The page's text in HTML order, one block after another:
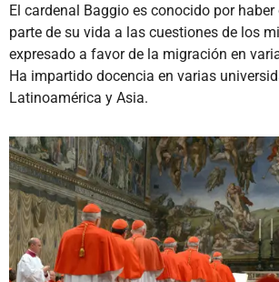
El cardenal Baggio es conocido por
parte de su vida a las cuestiones de los
expresado a favor de la migración en
Ha impartido docencia en varias
Latinoamérica y Asia.